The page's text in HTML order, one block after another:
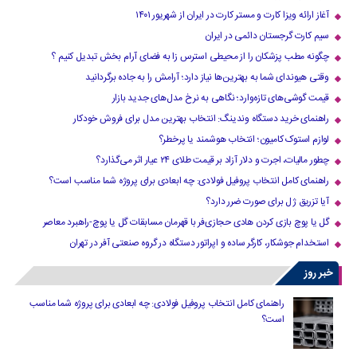
آغاز ارائه ویزا کارت و مستر کارت در ایران از شهریور ۱۴۰۱
سیم کارت گرجستان دائمی در ایران
چگونه مطب پزشکان را از محیطی استرس زا به فضای آرام بخش تبدیل کنیم ؟
وقتی هیوندای شما به بهترین‌ها نیاز دارد؛ آرامش را به جاده برگردانید
قیمت گوشی‌های تازه‌وارد؛ نگاهی به نرخ مدل‌های جدید بازار
راهنمای خرید دستگاه وندینگ: انتخاب بهترین مدل برای فروش خودکار
لوازم استوک کامیون؛ انتخاب هوشمند یا پرخطر؟
چطور مالیات، اجرت و دلار آزاد بر قیمت طلای ۲۴ عیار اثر می‌گذارد؟
راهنمای کامل انتخاب پروفیل فولادی: چه ابعادی برای پروژه شما مناسب است؟
آیا تزریق ژل برای صورت ضرر دارد​؟
گل یا پوچ بازی کردن هادی حجازی‌فر با قهرمان مسابقات گل یا پوچ-راهبرد معاصر
استخدام جوشکار، کارگر ساده و اپراتور دستگاه در گروه صنعتی آفر در تهران
خبر روز
راهنمای کامل انتخاب پروفیل فولادی: چه ابعادی برای پروژه شما مناسب
است؟